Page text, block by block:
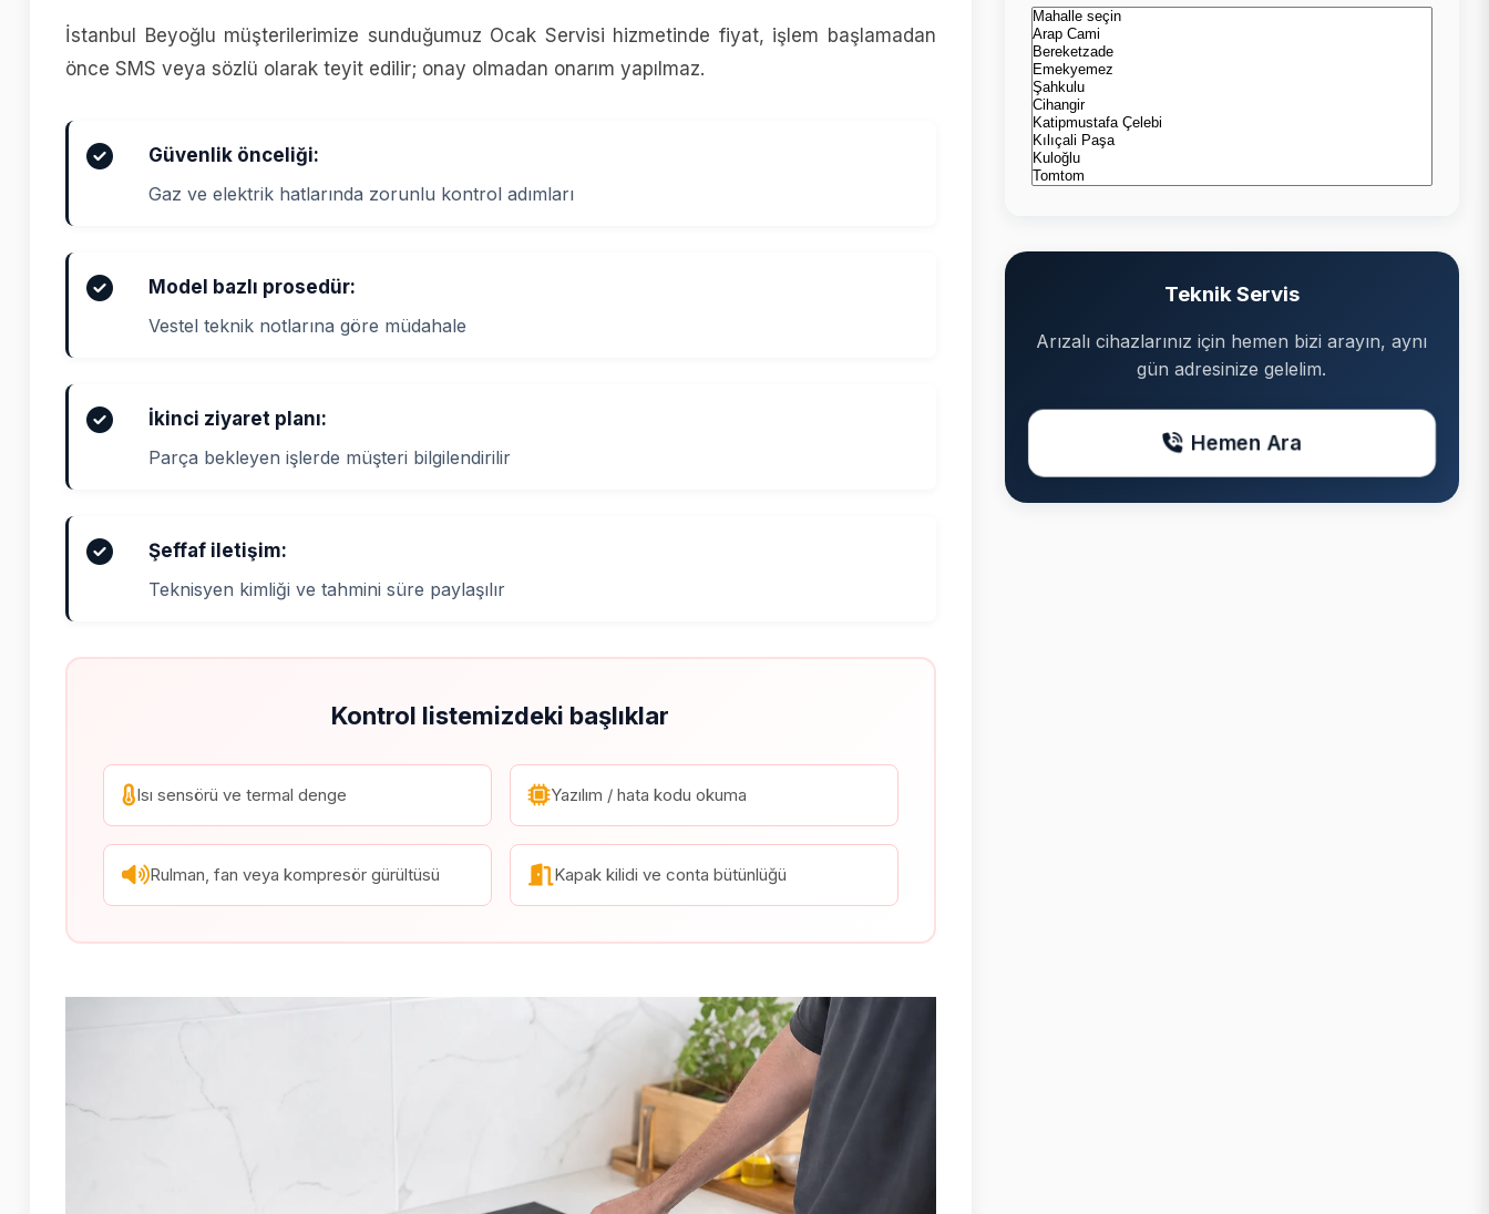
İstanbul Beyoğlu müşterilerimize sunduğumuz Ocak Servisi hizmetinde fiyat, işlem başlamadan
önce SMS veya sözlü olarak teyit edilir; onay olmadan onarım yapılmaz.
Güvenlik önceliği:
Gaz ve elektrik hatlarında zorunlu kontrol adımları
Model bazlı prosedür:
Vestel teknik notlarına göre müdahale
İkinci ziyaret planı:
Parça bekleyen işlerde müşteri bilgilendirilir
Şeffaf iletişim:
Teknisyen kimliği ve tahmini süre paylaşılır
Kontrol listemizdeki başlıklar
Isı sensörü ve termal denge Yazılım / hata kodu okuma
Rulman, fan veya kompresör gürültüsü Kapak kilidi ve conta bütünlüğü
Teknik Servis
Arızalı cihazlarınız için hemen bizi arayın, aynı
gün adresinize gelelim.
Hemen Ara